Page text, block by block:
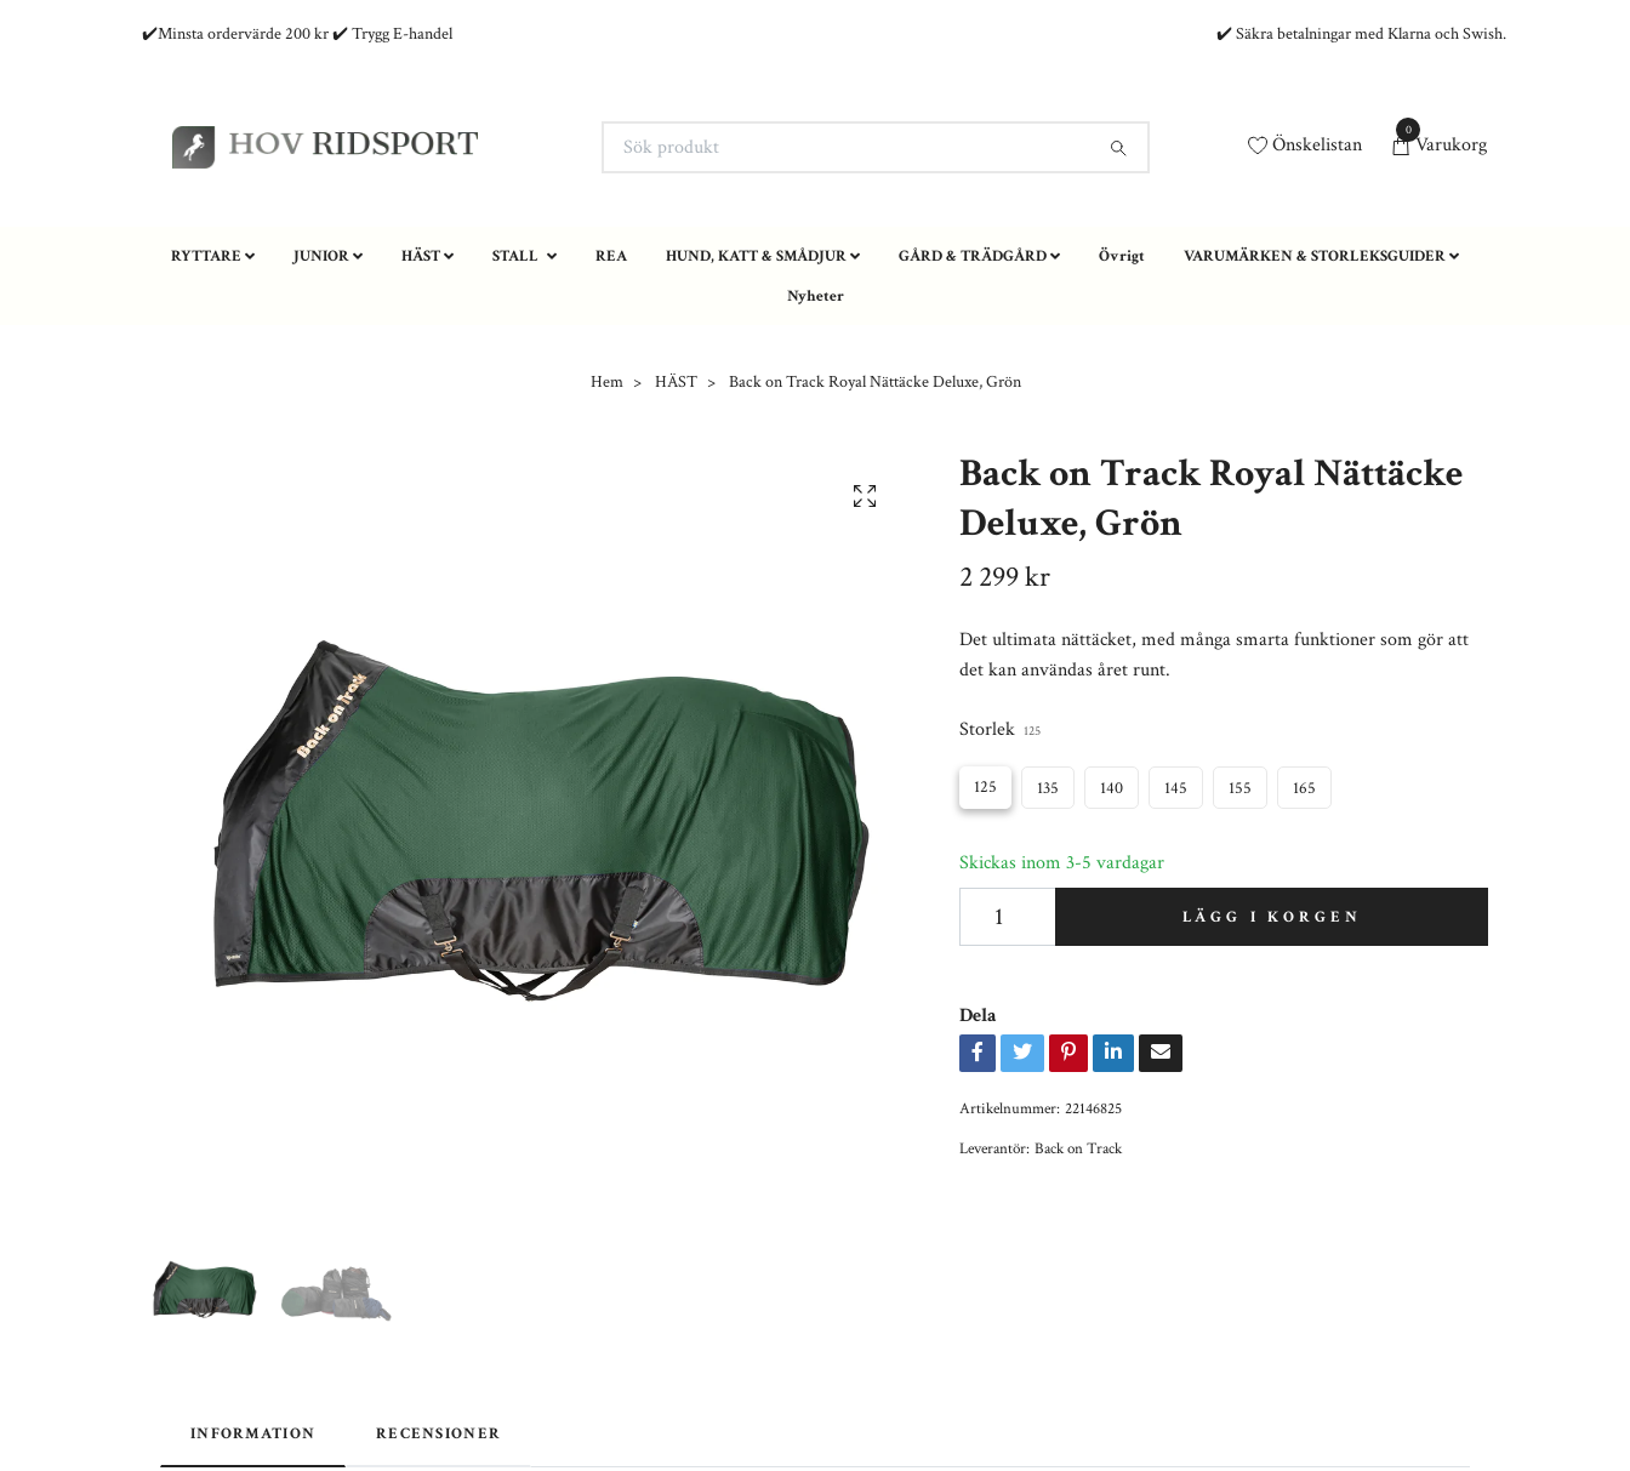
✔️Minsta ordervärde 200 kr ✔️ Trygg E-handel ✔️ Säkra betalningar med Klarna och Swish.
Önskelistan
0
Varukorg
RYTTARE JUNIOR HÄST STALL REA HUND, KATT & SMÅDJUR GÅRD & TRÄDGÅRD Övrigt VARUMÄRKEN & STORLEKSGUIDER
Nyheter
Hem HÄST Back on Track Royal Nättäcke Deluxe, Grön
Back on Track Royal Nättäcke
Deluxe, Grön
2 299 kr
Det ultimata nättäcket, med många smarta funktioner som gör att
det kan användas året runt.
Storlek 125
125 135 140 145 155 165
Skickas inom 3-5 vardagar
LÄGG I KORGEN
Dela
Artikelnummer: 22146825
Leverantör: Back on Track
INFORMATION RECENSIONER